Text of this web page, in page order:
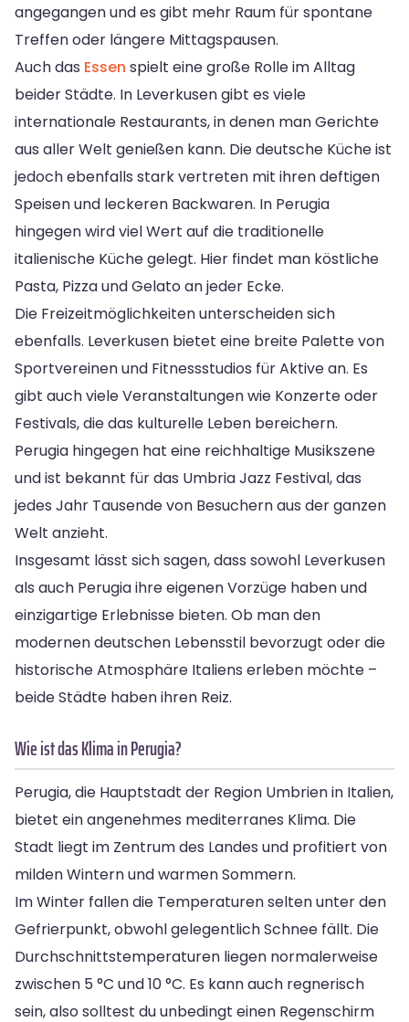
angegangen und es gibt mehr Raum für spontane
Treffen oder längere Mittagspausen.
Auch das Essen spielt eine große Rolle im Alltag
beider Städte. In Leverkusen gibt es viele
internationale Restaurants, in denen man Gerichte
aus aller Welt genießen kann. Die deutsche Küche ist
jedoch ebenfalls stark vertreten mit ihren deftigen
Speisen und leckeren Backwaren. In Perugia
hingegen wird viel Wert auf die traditionelle
italienische Küche gelegt. Hier findet man köstliche
Pasta, Pizza und Gelato an jeder Ecke.
Die Freizeitmöglichkeiten unterscheiden sich
ebenfalls. Leverkusen bietet eine breite Palette von
Sportvereinen und Fitnessstudios für Aktive an. Es
gibt auch viele Veranstaltungen wie Konzerte oder
Festivals, die das kulturelle Leben bereichern.
Perugia hingegen hat eine reichhaltige Musikszene
und ist bekannt für das Umbria Jazz Festival, das
jedes Jahr Tausende von Besuchern aus der ganzen
Welt anzieht.
Insgesamt lässt sich sagen, dass sowohl Leverkusen
als auch Perugia ihre eigenen Vorzüge haben und
einzigartige Erlebnisse bieten. Ob man den
modernen deutschen Lebensstil bevorzugt oder die
historische Atmosphäre Italiens erleben möchte –
beide Städte haben ihren Reiz.
Wie ist das Klima in Perugia?
Perugia, die Hauptstadt der Region Umbrien in Italien,
bietet ein angenehmes mediterranes Klima. Die
Stadt liegt im Zentrum des Landes und profitiert von
milden Wintern und warmen Sommern.
Im Winter fallen die Temperaturen selten unter den
Gefrierpunkt, obwohl gelegentlich Schnee fällt. Die
Durchschnittstemperaturen liegen normalerweise
zwischen 5 °C und 10 °C. Es kann auch regnerisch
sein, also solltest du unbedingt einen Regenschirm